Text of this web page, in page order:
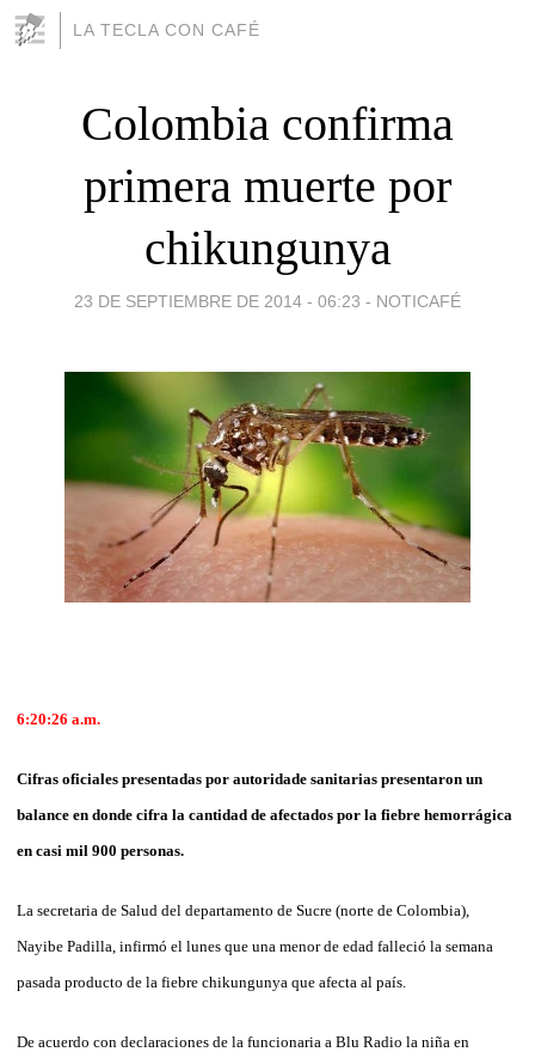
LA TECLA CON CAFÉ
Colombia confirma
primera muerte por
chikungunya
23 DE SEPTIEMBRE DE 2014 - 06:23 - NOTICAFÉ
6:20:26 a.m.
Cifras oficiales presentadas por autoridade sanitarias presentaron un
balance en donde cifra la cantidad de afectados por la fiebre hemorrágica
en casi mil 900 personas.
La secretaria de Salud del departamento de Sucre (norte de Colombia),
Nayibe Padilla, infirmó el lunes que una menor de edad falleció la semana
pasada producto de la fiebre chikungunya que afecta al país.
De acuerdo con declaraciones de la funcionaria a Blu Radio la niña en